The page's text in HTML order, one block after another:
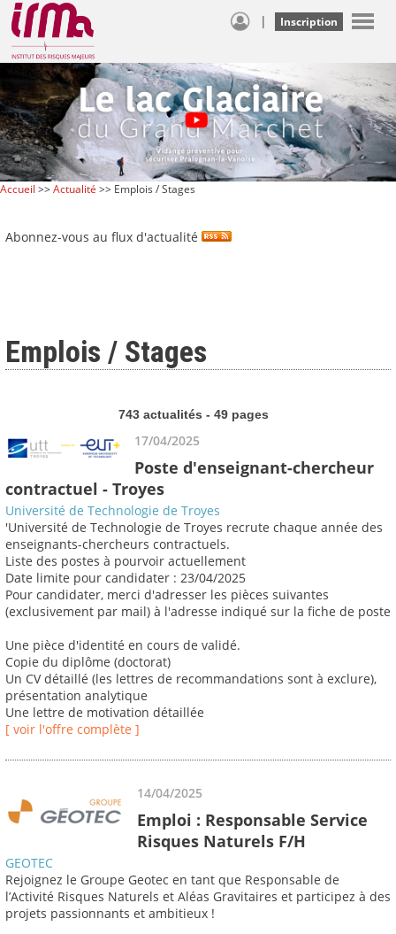
| Inscription
Accueil >>Actualité >> Emplois / Stages
Abonnez-vous au flux d'actualité
Emplois / Stages
743 actualités - 49 pages
17/04/2025
Poste d'enseignant-chercheur
contractuel - Troyes
Université de Technologie de Troyes
'Université de Technologie de Troyes recrute chaque année des
enseignants-chercheurs contractuels.
Liste des postes à pourvoir actuellement
Date limite pour candidater : 23/04/2025
Pour candidater, merci d'adresser les pièces suivantes
(exclusivement par mail) à l'adresse indiqué sur la fiche de poste
Une pièce d'identité en cours de validé.
Copie du diplôme (doctorat)
Un CV détaillé (les lettres de recommandations sont à exclure),
présentation analytique
Une lettre de motivation détaillée
[ voir l'offre complète ]
14/04/2025
Emploi : Responsable Service
Risques Naturels F/H
GEOTEC
Rejoignez le Groupe Geotec en tant que Responsable de
l’Activité Risques Naturels et Aléas Gravitaires et participez à des
projets passionnants et ambitieux !